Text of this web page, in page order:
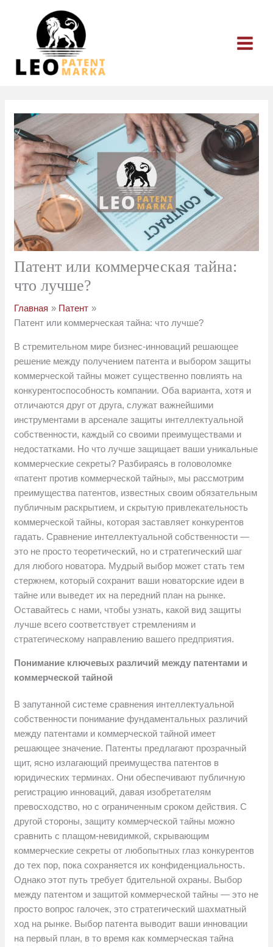
содержимому
Патент или коммерческая тайна:
что лучше?
Главная
Патент
Патент или коммерческая тайна: что лучше?
В стремительном мире бизнес-инноваций решающее
решение между получением патента и выбором защиты
коммерческой тайны может существенно повлиять на
конкурентоспособность компании. Оба варианта, хотя и
отличаются друг от друга, служат важнейшими
инструментами в арсенале защиты интеллектуальной
собственности, каждый со своими преимуществами и
недостатками. Но что лучше защищает ваши уникальные
коммерческие секреты? Разбираясь в головоломке
«патент против коммерческой тайны», мы рассмотрим
преимущества патентов, известных своим обязательным
публичным раскрытием, и скрытую привлекательность
коммерческой тайны, которая заставляет конкурентов
гадать. Сравнение интеллектуальной собственности —
это не просто теоретический, но и стратегический шаг
для любого новатора. Мудрый выбор может стать тем
стержнем, который сохранит ваши новаторские идеи в
тайне или выведет их на передний план на рынке.
Оставайтесь с нами, чтобы узнать, какой вид защиты
лучше всего соответствует стремлениям и
стратегическому направлению вашего предприятия.
Понимание ключевых различий между патентами и
коммерческой тайной
В запутанной системе сравнения интеллектуальной
собственности понимание фундаментальных различий
между патентами и коммерческой тайной имеет
решающее значение. Патенты предлагают прозрачный
щит, ясно излагающий преимущества патентов в
юридических терминах. Они обеспечивают публичную
регистрацию инноваций, давая изобретателям
превосходство, но с ограниченным сроком действия. С
другой стороны, защиту коммерческой тайны можно
сравнить с плащом-невидимкой, скрывающим
коммерческие секреты от любопытных глаз конкурентов
до тех пор, пока сохраняется их конфиденциальность.
Однако этот путь требует бдительной охраны. Выбор
между патентом и защитой коммерческой тайны — это не
просто вопрос галочек, это стратегический шахматный
ход на рынке. Выбор патента выводит ваши инновации
на первый план, в то время как коммерческая тайна